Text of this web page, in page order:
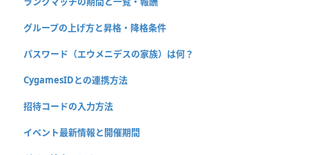
グループの上げ方と昇格・降格条件
パスワード（エウメニデスの家族）は何？
CygamesIDとの連携方法
招待コードの入力方法
イベント最新情報と開催期間